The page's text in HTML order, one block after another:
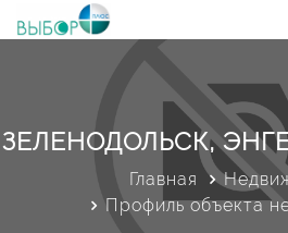
ЗЕЛЕНОДОЛЬСК,
Главная
Профиль объекта